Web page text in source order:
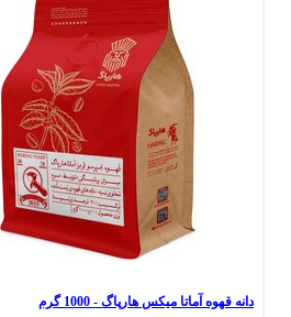
دانه قهوه آماتا میکس هارپاگ - 1000 گرم